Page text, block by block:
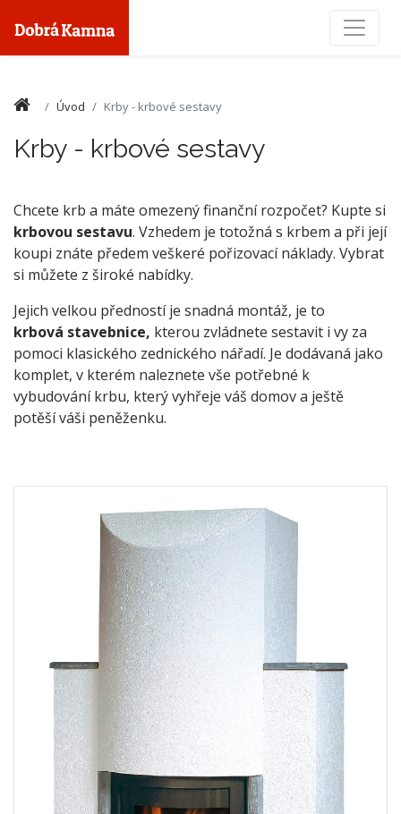
Úvod Krby - krbové sestavy
Krby - krbové sestavy
Chcete krb a máte omezený finanční rozpočet? Kupte si
krbovou sestavu. Vzhedem je totožná s krbem a při její
koupi znáte předem veškeré pořizovací náklady. Vybrat
si můžete z široké nabídky.
Jejich velkou předností je snadná montáž, je to
krbová stavebnice, kterou zvládnete sestavit i vy za
pomoci klasického zednického nářadí. Je dodávaná jako
komplet, v kterém naleznete vše potřebné k
vybudování krbu, který vyhřeje váš domov a ještě
potěší váši peněženku.